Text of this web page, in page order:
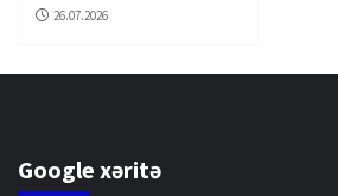
26.07.2026
Google xəritə